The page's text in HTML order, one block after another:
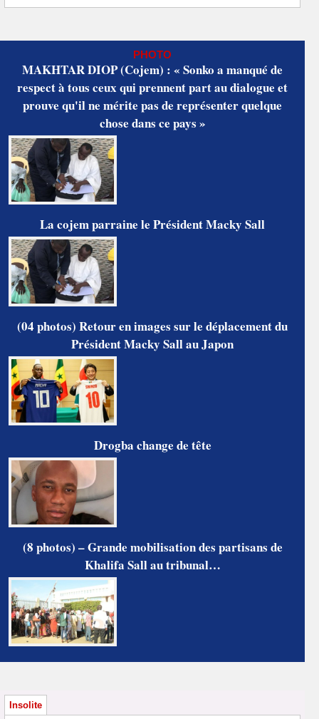
PHOTO
MAKHTAR DIOP (Cojem) : « Sonko a manqué de
respect à tous ceux qui prennent part au dialogue et
prouve qu'il ne mérite pas de représenter quelque
chose dans ce pays »
La cojem parraine le Président Macky Sall
(04 photos) Retour en images sur le déplacement du
Président Macky Sall au Japon
Drogba change de tête
(8 photos) – Grande mobilisation des partisans de
Khalifa Sall au tribunal…
Insolite